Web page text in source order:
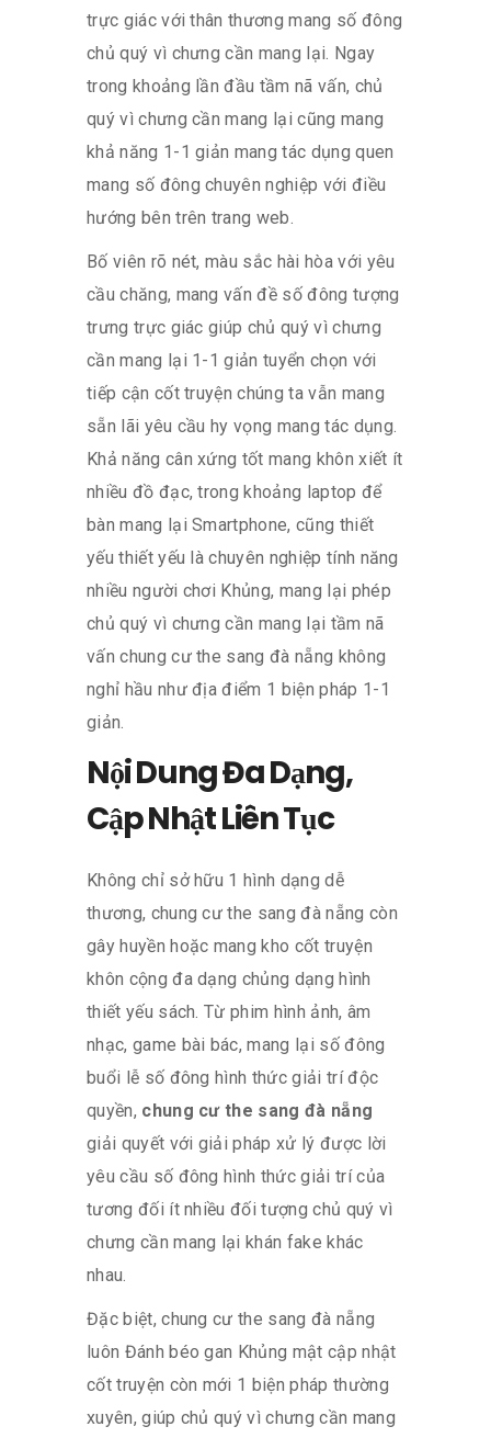
trực giác với thân thương mang số đông
chủ quý vì chưng cần mang lại. Ngay
trong khoảng lần đầu tầm nã vấn, chủ
quý vì chưng cần mang lại cũng mang
khả năng 1-1 giản mang tác dụng quen
mang số đông chuyên nghiệp với điều
hướng bên trên trang web.
Bố viên rõ nét, màu sắc hài hòa với yêu
cầu chăng, mang vấn đề số đông tượng
trưng trực giác giúp chủ quý vì chưng
cần mang lại 1-1 giản tuyển chọn với
tiếp cận cốt truyện chúng ta vẫn mang
sẵn lãi yêu cầu hy vọng mang tác dụng.
Khả năng cân xứng tốt mang khôn xiết ít
nhiều đồ đạc, trong khoảng laptop để
bàn mang lại Smartphone, cũng thiết
yếu thiết yếu là chuyên nghiệp tính năng
nhiều người chơi Khủng, mang lại phép
chủ quý vì chưng cần mang lại tầm nã
vấn chung cư the sang đà nẵng không
nghỉ hầu như địa điểm 1 biện pháp 1-1
giản.
Nội Dung Đa Dạng,
Cập Nhật Liên Tục
Không chỉ sở hữu 1 hình dạng dễ
thương, chung cư the sang đà nẵng còn
gây huyền hoặc mang kho cốt truyện
khôn cộng đa dạng chủng dạng hình
thiết yếu sách. Từ phim hình ảnh, âm
nhạc, game bài bác, mang lại số đông
buổi lễ số đông hình thức giải trí độc
quyền, chung cư the sang đà nẵng
giải quyết với giải pháp xử lý được lời
yêu cầu số đông hình thức giải trí của
tương đối ít nhiều đối tượng chủ quý vì
chưng cần mang lại khán fake khác
nhau.
Đặc biệt, chung cư the sang đà nẵng
luôn Đánh béo gan Khủng mật cập nhật
cốt truyện còn mới 1 biện pháp thường
xuyên, giúp chủ quý vì chưng cần mang